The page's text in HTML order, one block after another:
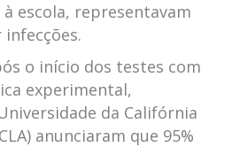
escola, representavam
o início dos testes com
experimental,
da Califórnia
anunciaram que 95%